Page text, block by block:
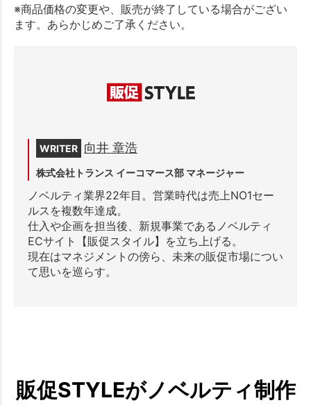
※商品価格の変更や、販売が終了している場合がござい
ます。あらかじめご了承ください。
WRITER 向井 章浩
株式会社トランス イーコマース部 マネージャー
ノベルティ業界22年目。営業時代は売上NO1セー
ルスを複数年達成。
仕入や企画を担当後、新規事業であるノベルティ
ECサイト【販促スタイル】を立ち上げる。
現在はマネジメントの傍ら、未来の販促市場につい
て思いを巡らす。
販促STYLEがノベルティ制作